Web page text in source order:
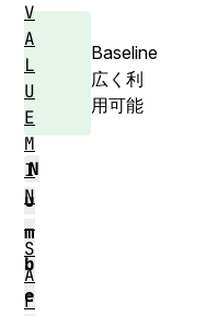
Baseline
広く利
用可能
N
u
m
b
e
V
A
L
U
E
M
I
N
S
A
F